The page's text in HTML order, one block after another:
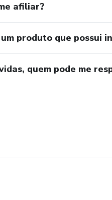
afiliar?
produto que possui
quem pode me